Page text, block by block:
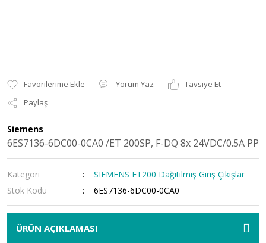
Yorum Yaz
Tavsiye Et
Paylaş
Siemens
6ES7136-6DC00-0CA0 /ET 200SP, F-DQ 8x 24VDC/0.5A PP
Kategori
SIEMENS ET200 Dağıtılmış Giriş Çıkışlar
Stok Kodu
6ES7136-6DC00-0CA0
ÜRÜN AÇIKLAMASI